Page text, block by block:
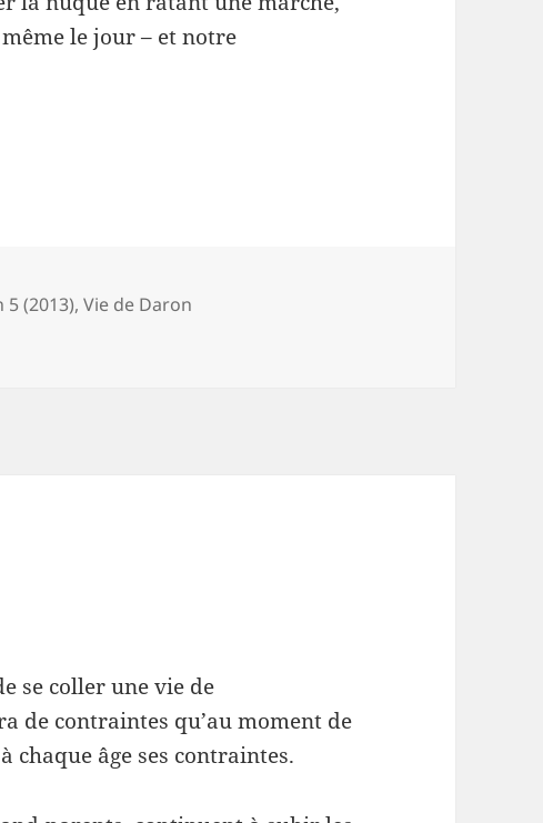
le jour – et notre
infériorisée
5 (2013),Vie de Daron
infériorisée
se coller une vie de
de contraintes qu’au moment de
chaque âge ses contraintes.